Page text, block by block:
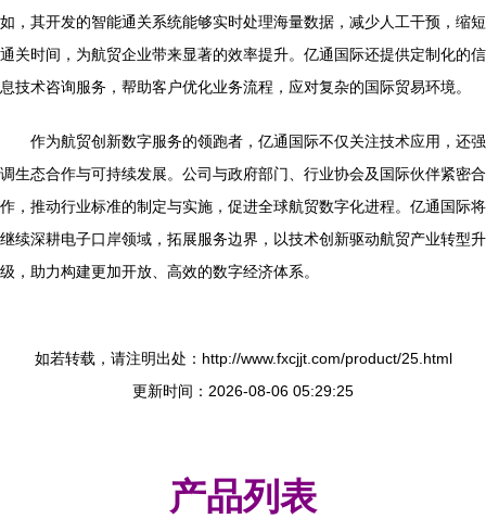
如，其开发的智能通关系统能够实时处理海量数据，减少人工干预，缩短
通关时间，为航贸企业带来显著的效率提升。亿通国际还提供定制化的信
息技术咨询服务，帮助客户优化业务流程，应对复杂的国际贸易环境。
作为航贸创新数字服务的领跑者，亿通国际不仅关注技术应用，还强
调生态合作与可持续发展。公司与政府部门、行业协会及国际伙伴紧密合
作，推动行业标准的制定与实施，促进全球航贸数字化进程。亿通国际将
继续深耕电子口岸领域，拓展服务边界，以技术创新驱动航贸产业转型升
级，助力构建更加开放、高效的数字经济体系。
如若转载，请注明出处：http://www.fxcjjt.com/product/25.html
更新时间：2026-08-06 05:29:25
产品列表